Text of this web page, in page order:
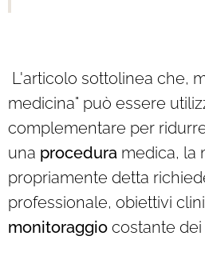
L'articolo sottolinea che,
medicina" può essere
complementare per
una procedura medica, la
propriamente detta
professionale, obiettivi
monitoraggio costante dei